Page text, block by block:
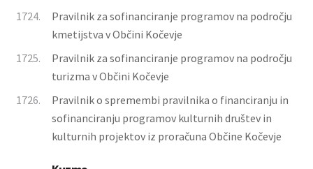
1724.
Pravilnik za sofinanciranje programov na področju
kmetijstva v Občini Kočevje
1725.
Pravilnik za sofinanciranje programov na področju
turizma v Občini Kočevje
1726.
Pravilnik o spremembi pravilnika o financiranju in
sofinanciranju programov kulturnih društev in
kulturnih projektov iz proračuna Občine Kočevje